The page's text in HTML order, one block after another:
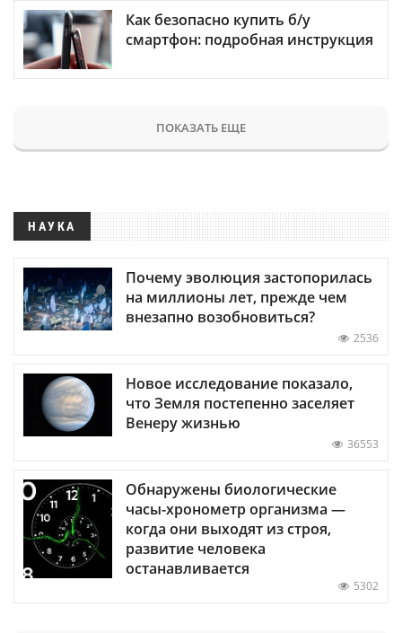
Как безопасно купить б/у
смартфон: подробная инструкция
ПОКАЗАТЬ ЕЩЕ
НАУКА
Почему эволюция застопорилась
на миллионы лет, прежде чем
внезапно возобновиться?
2536
Новое исследование показало,
что Земля постепенно заселяет
Венеру жизнью
36553
Обнаружены биологические
часы-хронометр организма —
когда они выходят из строя,
развитие человека
останавливается
5302